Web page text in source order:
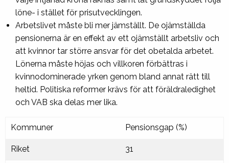
löne- i stället för prisutvecklingen.
Arbetslivet måste bli mer jämställt. De ojämställda
pensionerna är en effekt av ett ojämställt arbetsliv och
att kvinnor tar större ansvar för det obetalda arbetet.
Lönerna måste höjas och villkoren förbättras i
kvinnodominerade yrken genom bland annat rätt till
heltid. Politiska reformer krävs för att föräldraledighet
och VAB ska delas mer lika.
Kommuner Pensionsgap (%)
Riket 31